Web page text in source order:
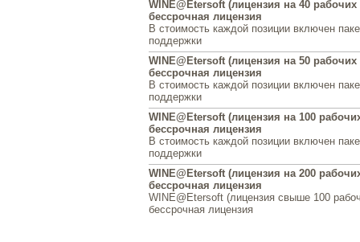
WINE@Etersoft (лицензия на 40 рабочих
бессрочная лицензия
В стоимость каждой позиции включен
поддержки
WINE@Etersoft (лицензия на 50 рабочих
бессрочная лицензия
В стоимость каждой позиции включен
поддержки
WINE@Etersoft (лицензия на 100
бессрочная лицензия
В стоимость каждой позиции включен
поддержки
WINE@Etersoft (лицензия на 200
бессрочная лицензия
WINE@Etersoft (лицензия свыше 100
бессрочная лицензия